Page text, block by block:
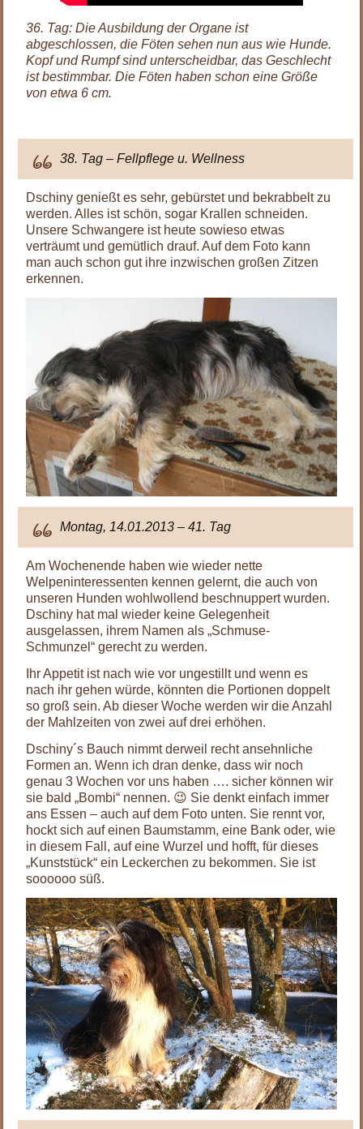
36. Tag: Die Ausbildung der Organe ist
abgeschlossen, die Föten sehen nun aus wie Hunde.
Kopf und Rumpf sind unterscheidbar, das Geschlecht
ist bestimmbar. Die Föten haben schon eine Größe
von etwa 6 cm.
38. Tag – Fellpflege u. Wellness
Dschiny genießt es sehr, gebürstet und bekrabbelt zu
werden. Alles ist schön, sogar Krallen schneiden.
Unsere Schwangere ist heute sowieso etwas
verträumt und gemütlich drauf. Auf dem Foto kann
man auch schon gut ihre inzwischen großen Zitzen
erkennen.
Montag, 14.01.2013 – 41. Tag
Am Wochenende haben wie wieder nette
Welpeninteressenten kennen gelernt, die auch von
unseren Hunden wohlwollend beschnuppert wurden.
Dschiny hat mal wieder keine Gelegenheit
ausgelassen, ihrem Namen als „Schmuse-
Schmunzel“ gerecht zu werden.
Ihr Appetit ist nach wie vor ungestillt und wenn es
nach ihr gehen würde, könnten die Portionen doppelt
so groß sein. Ab dieser Woche werden wir die Anzahl
der Mahlzeiten von zwei auf drei erhöhen.
Dschiny´s Bauch nimmt derweil recht ansehnliche
Formen an. Wenn ich dran denke, dass wir noch
genau 3 Wochen vor uns haben …. sicher können wir
sie bald „Bombi“ nennen. 😉 Sie denkt einfach immer
ans Essen – auch auf dem Foto unten. Sie rennt vor,
hockt sich auf einen Baumstamm, eine Bank oder, wie
in diesem Fall, auf eine Wurzel und hofft, für dieses
„Kunststück“ ein Leckerchen zu bekommen. Sie ist
soooooo süß.